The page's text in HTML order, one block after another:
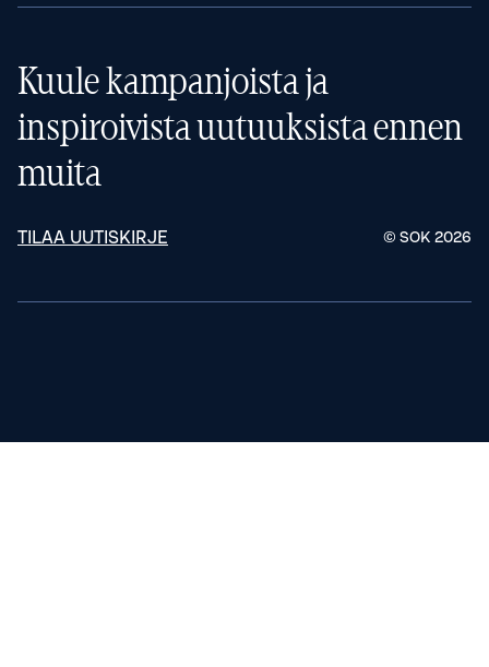
Kuule kampanjoista ja
inspiroivista uutuuksista ennen
muita
TILAA UUTISKIRJE © SOK 2026